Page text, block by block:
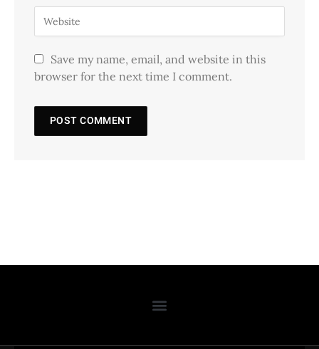
Save my name, email, and website in this
browser for the next time I comment.